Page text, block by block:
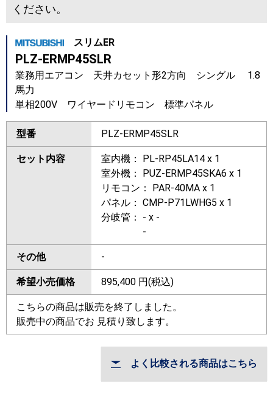
ください。
スリムER
PLZ-ERMP45SLR
業務用エアコン 天井カセット形2方向 シングル 1.8
馬力
単相200V ワイヤードリモコン 標準パネル
型番 PLZ-ERMP45SLR
セット内容
室内機： PL-RP45LA14 x 1
室外機： PUZ-ERMP45SKA6 x 1
リモコン： PAR-40MA x 1
パネル： CMP-P71LWHG5 x 1
分岐管： - x -
-
その他 -
希望小売価格 895,400 円(税込)
こちらの商品は販売を終了しました。
販売中の商品でお 見積り致します。
よく比較される商品はこちら